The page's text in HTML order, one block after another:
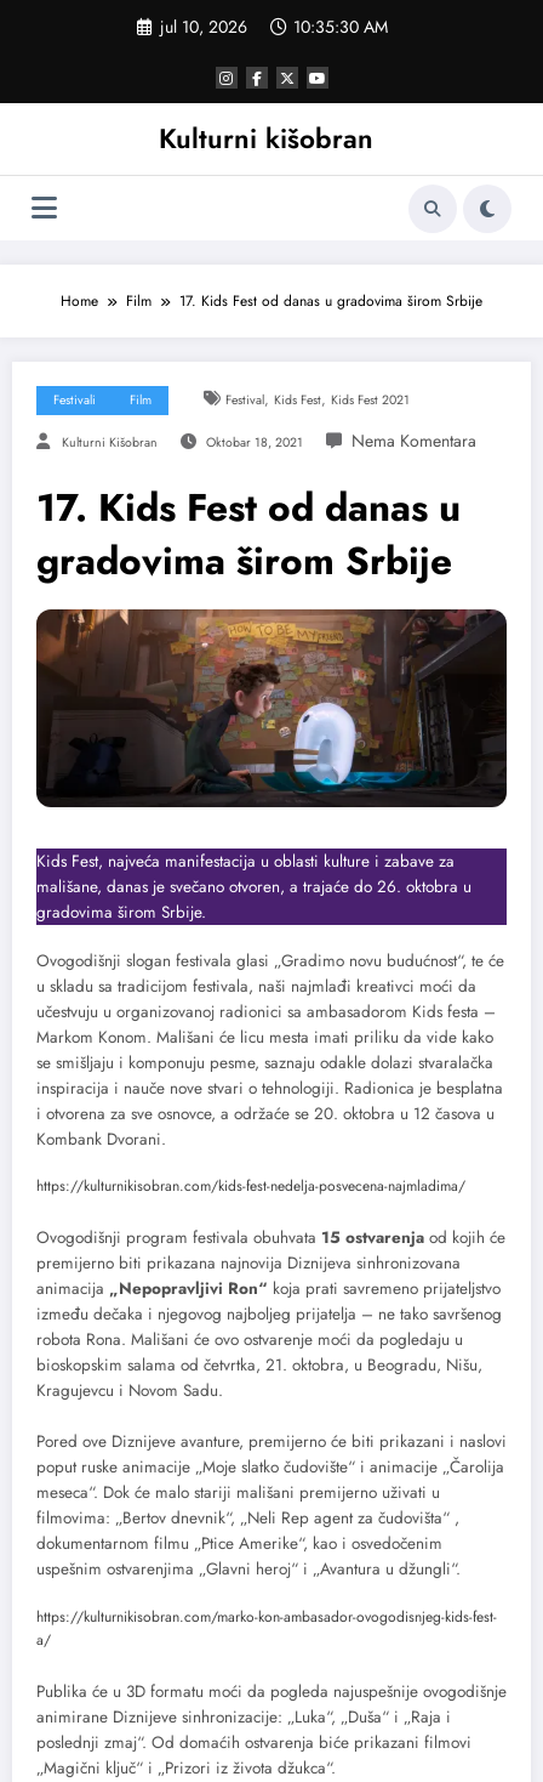
jul 10, 2026 10:35:31 AM
Kulturni kišobran
Home Film 17. Kids Fest od danas u gradovima širom Srbije
Festivali Film Festival, Kids Fest, Kids Fest 2021
Kulturni Kišobran Oktobar 18, 2021
17. Kids Fest od danas u
gradovima širom Srbije
Kids Fest, najveća manifestacija u oblasti kulture i zabave za
mališane, danas je svečano otvoren, a trajaće do 26. oktobra u
gradovima širom Srbije.
Ovogodišnji slogan festivala glasi „Gradimo novu budućnost“, te će
u skladu sa tradicijom festivala, naši najmlađi kreativci moći da
učestvuju u organizovanoj radionici sa ambasadorom Kids festa –
Markom Konom. Mališani će licu mesta imati priliku da vide kako
se smišljaju i komponuju pesme, saznaju odakle dolazi stvaralačka
inspiracija i nauče nove stvari o tehnologiji. Radionica je besplatna
i otvorena za sve osnovce, a održaće se 20. oktobra u 12 časova u
Kombank Dvorani.
https://kulturnikisobran.com/kids-fest-nedelja-posvecena-najmladima/
Ovogodišnji program festivala obuhvata 15 ostvarenja od kojih će
premijerno biti prikazana najnovija Diznijeva sinhronizovana
animacija „Nepopravljivi Ron“ koja prati savremeno prijateljstvo
između dečaka i njegovog najboljeg prijatelja – ne tako savršenog
robota Rona. Mališani će ovo ostvarenje moći da pogledaju u
bioskopskim salama od četvrtka, 21. oktobra, u Beogradu, Nišu,
Kragujevcu i Novom Sadu.
Pored ove Diznijeve avanture, premijerno će biti prikazani i naslovi
poput ruske animacije „Moje slatko čudovište“ i animacije „Čarolija
meseca“. Dok će malo stariji mališani premijerno uživati u
filmovima: „Bertov dnevnik“, „Neli Rep agent za čudovišta“ ,
dokumentarnom filmu „Ptice Amerike“, kao i osvedočenim
uspešnim ostvarenjima „Glavni heroj“ i „Avantura u džungli“.
https://kulturnikisobran.com/marko-kon-ambasador-ovogodisnjeg-kids-fest-
a/
Publika će u 3D formatu moći da pogleda najuspešnije ovogodišnje
animirane Diznijeve sinhronizacije: „Luka“, „Duša“ i „Raja i
poslednji zmaj“. Od domaćih ostvarenja biće prikazani filmovi
„Magični ključ“ i „Prizori iz života džukca“.